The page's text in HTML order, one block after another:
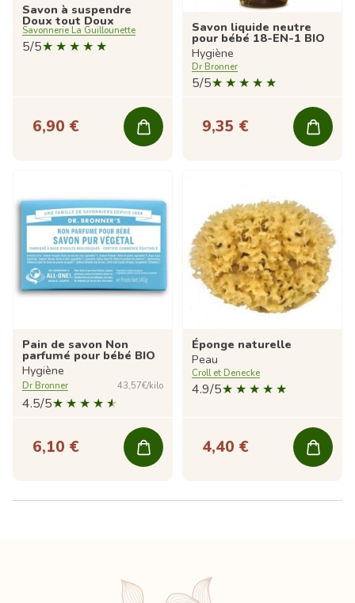
Savon à suspendre
Doux tout Doux
Savonnerie La Guillounette
5/5
6,90 €
Savon liquide neutre
pour bébé 18-EN-1 BIO
Hygiène
Dr Bronner
5/5
9,35 €
Pain de savon Non
parfumé pour bébé BIO
Hygiène
Dr Bronner 43,57€/kilo
4.5/5
6,10 €
Éponge naturelle
Peau
Croll et Denecke
4.9/5
4,40 €